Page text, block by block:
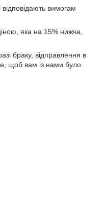
вимогам
яка на 15% нижча,
браку, відправлення в
щоб вам із нами було